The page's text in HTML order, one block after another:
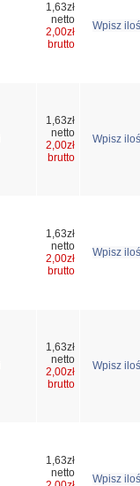
1,63zł
netto
2,00zł
brutto
Wpisz
1,63zł
netto
2,00zł
brutto
Wpisz
1,63zł
netto
2,00zł
brutto
Wpisz
1,63zł
netto
2,00zł
brutto
Wpisz
1,63zł
netto
Wpisz